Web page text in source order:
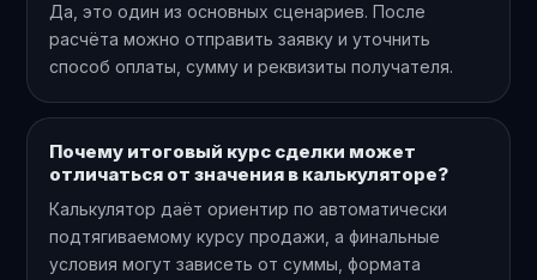
Да, это один из основных сценариев. После
расчёта можно отправить заявку и уточнить
способ оплаты, сумму и реквизиты получателя.
Почему итоговый курс сделки может
отличаться от значения в калькуляторе?
Калькулятор даёт ориентир по автоматически
подтягиваемому курсу продажи, а финальные
условия могут зависеть от суммы, формата